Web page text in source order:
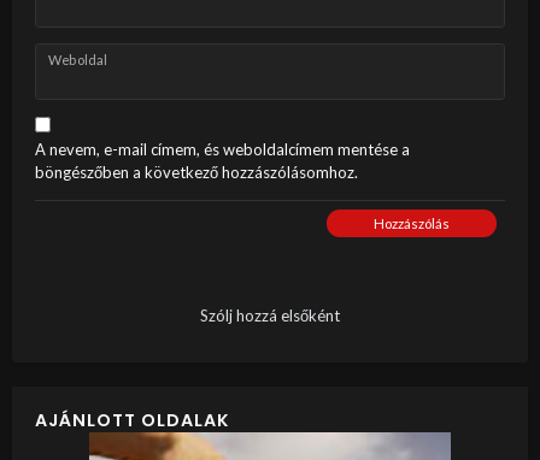
Weboldal
A nevem, e-mail címem, és weboldalcímem mentése a
böngészőben a következő hozzászólásomhoz.
Hozzászólás
Szólj hozzá elsőként
AJÁNLOTT OLDALAK